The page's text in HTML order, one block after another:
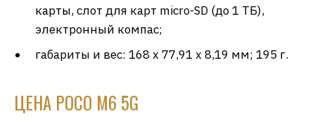
карты, слот для карт micro-SD (до 1 ТБ),
электронный компас;
габариты и вес: 168 х 77,91 х 8,19 мм; 195 г.
ЦЕНА POCO M6 5G